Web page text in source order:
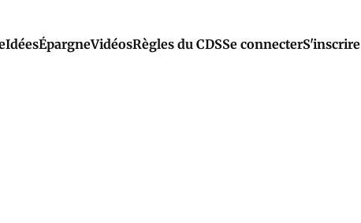
IdéesÉpargneVidéosRègles du CDSSe connecterS'inscrire